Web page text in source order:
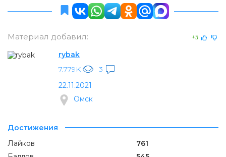
Материал добавил: +5
rybak
7.779K
3
22.11.2021
Омск
Достижения
Лайков
761